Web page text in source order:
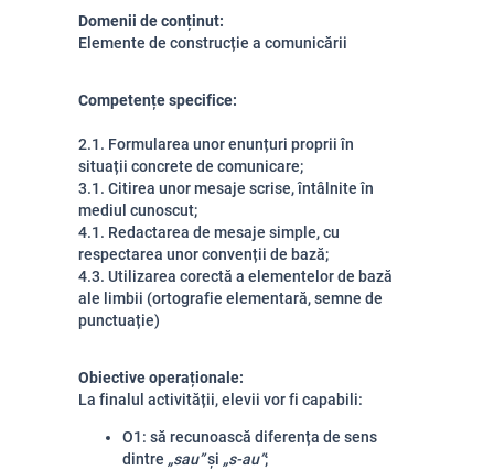
Domenii de conținut:
Elemente de construcție a comunicării
Competențe specifice:
2.1. Formularea unor enunțuri proprii în
situații concrete de comunicare;
3.1. Citirea unor mesaje scrise, întâlnite în
mediul cunoscut;
4.1. Redactarea de mesaje simple, cu
respectarea unor convenții de bază;
4.3. Utilizarea corectă a elementelor de bază
ale limbii (ortografie elementară, semne de
punctuație)
Obiective operaționale:
La finalul activității, elevii vor fi capabili:
O1: să recunoască diferența de sens
dintre „sau”și „s-au”;